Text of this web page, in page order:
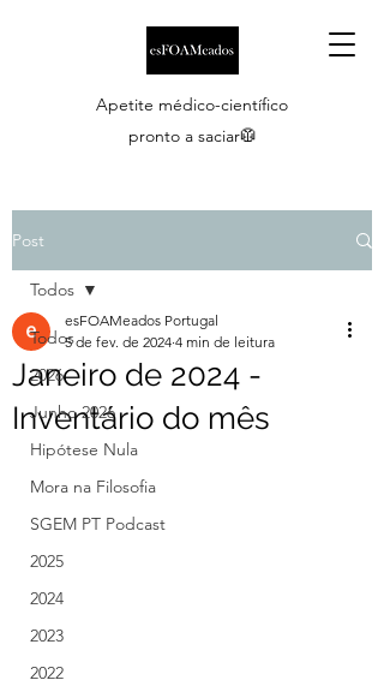
Apetite médico-científico
pronto a saciar🥼
Post
Todos
2026
Junho 2026
Hipótese Nula
Mora na Filosofia
SGEM PT Podcast
2025
2024
2023
2022
Todos
Janeiro de 2024 -
Inventário do mês
esFOAMeados Portugal
5 de fev. de 2024 4 min de leitura